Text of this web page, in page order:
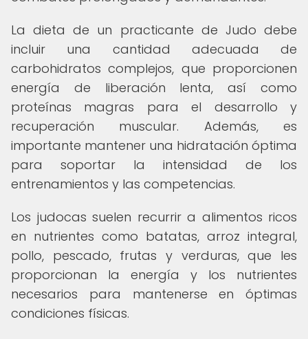
La dieta de un practicante de Judo debe
incluir una cantidad adecuada de
carbohidratos complejos, que proporcionen
energía de liberación lenta, así como
proteínas magras para el desarrollo y
recuperación muscular. Además, es
importante mantener una hidratación óptima
para soportar la intensidad de los
entrenamientos y las competencias.
Los judocas suelen recurrir a alimentos ricos
en nutrientes como batatas, arroz integral,
pollo, pescado, frutas y verduras, que les
proporcionan la energía y los nutrientes
necesarios para mantenerse en óptimas
condiciones físicas.